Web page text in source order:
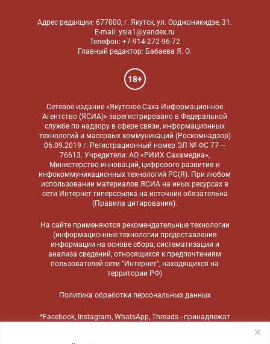
Адрес редакции: 677000, г. Якутск, ул. Орджоникидзе, 31.
E-mail: ysia1@yandex.ru
Телефон: +7-914-272-96-72
Главный редактор: Бабаева Я. О.
18+
Сетевое издание «Якутское-Саха Информационное
Агентство (ЯСИА)» зарегистрировано в Федеральной
службе по надзору в сфере связи, информационных
технологий и массовых коммуникаций (Роскомнадзор)
06.09.2019 г. Регистрационный номер ЭЛ № ФС 77 —
76613. Учредители: АО «РИИХ Сахамедиа»,
Министерство инноваций, цифрового развития и
инфокоммуникационных технологий РС(Я). При любом
использовании материалов ЯСИА на иных ресурсах в
сети Интернет гиперссылка на источник обязательна
(Правила цитирования).
На сайте применяются рекомендательные технологии
(информационные технологии предоставления
информации на основе сбора, систематизации и
анализа сведений, относящихся к предпочтениям
пользователей сети "Интернет", находящихся на
территории РФ)
Политика обработки персональных данных
*Facebook, Instagram, WhatsApp, Threads - принадлежат